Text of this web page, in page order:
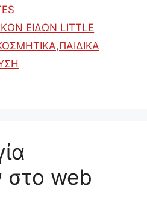
ΕΙΔΩΝ LITTLE
,ΠΑΙΔΙΚΑ
web